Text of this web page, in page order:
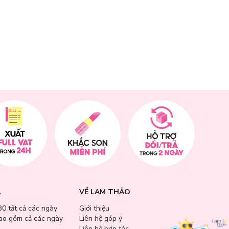
tất cả các ngày
gồm cả các ngày
VỀ LAM THẢO
Giới thiệu
Liên hệ góp ý